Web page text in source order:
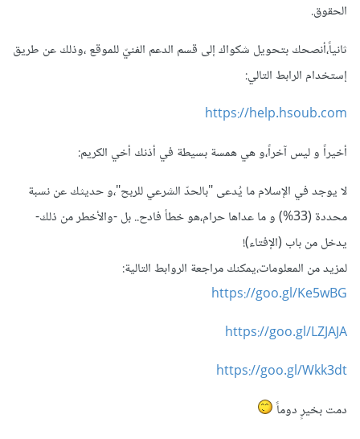
الحقوق.
ثانياً،أنصحك بتحويل شكواك إلى قسم الدعم الفنيّ للموقع ،وذلك عن طريق
إستخدام الرابط التالي:
https://help.hsoub.com
أخيراً و ليس آخراً،و هي همسة بسيطة في أذنك أخي الكريم:
لا يوجد في الإسلام ما يُدعى "بالحدّ الشرعي للربح"،و حديثك عن نسبة
محددة (33%) و ما عداها حرام،هو خطأ فادح.. بل -والأخطر من ذلك-
يدخل من باب (الإفتاء)!
لمزيد من المعلومات،يمكنك مراجعة الروابط التالية:
https://goo.gl/Ke5wBG
https://goo.gl/LZJAJA
https://goo.gl/Wkk3dt
دمت بخيرٍ دوماً